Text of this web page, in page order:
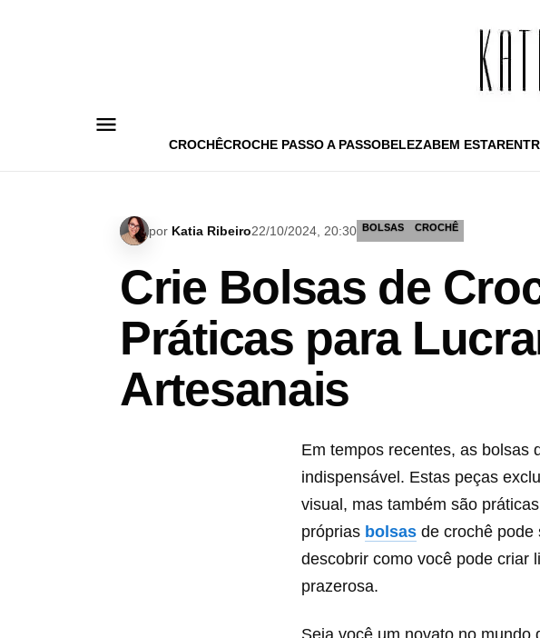
CROCHÊCROCHE PASSO A PASSOBELEZABEM ESTAR
por Katia Ribeiro22/10/2024, 20:30 BOLSAS CROCHÊ
Crie Bolsas de
Práticas para
Artesanais
Em tempos recentes, as bolsas
indispensável. Estas peças
visual, mas também são
próprias bolsas de crochê pode
descobrir como você pode criar
prazerosa.
Seja você um novato no mundo